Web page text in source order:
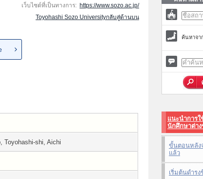
เว็บไซต์ที่เป็นทางการ: https://www.sozo.ac.jp/
Toyohashi Sozo Universityกลับสู่ด้านบน
Toyohashi-shi, Aichi
ค้นหาจา
แนะนำการ
นักศึกษาต่า
ขั้นตอนหลั
แล้ว
เริ่มต้นดำร